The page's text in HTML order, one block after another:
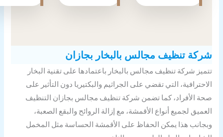
تنظيف مجالس بالبخار بجازان
شركة تنظيف مجالس بالبخار باعتمادها على تقنية البخار
التي تقضي على الجراثيم والبكتيريا دون التأثير على
الأفراد، كما تضمن شركة تنظيف مجالس بجازان التنظيف
لجميع أنواع الأقمشة، مع إزالة الروائح والبقع الصعبة،
هذا يمكن الحفاظ على الأقمشة الحساسة مثل المخمل